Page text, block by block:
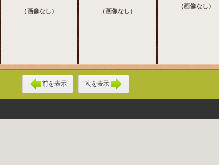
（画像なし） （画像なし）
（画像なし）
前を表示 次を表示